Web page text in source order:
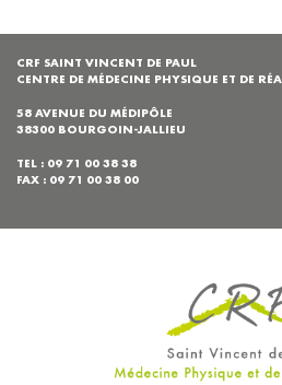
CRF SAINT VINCENT DE PAUL
CENTRE DE MÉDECINE PHYSIQUE ET DE
58 AVENUE DU MÉDIPÔLE
38300 BOURGOIN-JALLIEU
TEL : 09 71 00 38 38
FAX : 09 71 00 38 00